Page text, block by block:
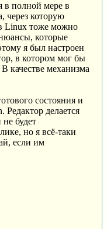
в полной мере в
через которую
Linux тоже можно
которые
я был настроен
в котором мог бы
качестве механизма
состояния и
Редактор делается
будет
но я всё-таки
если им